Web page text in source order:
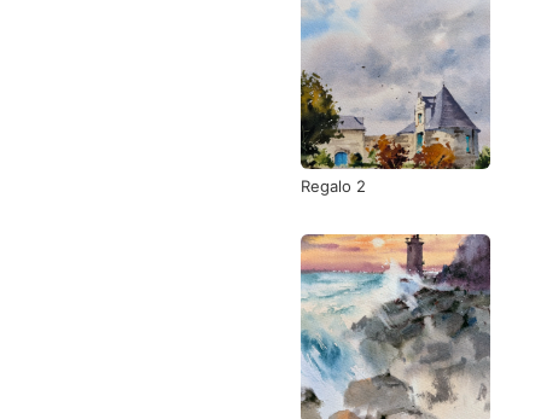
Regalo 2